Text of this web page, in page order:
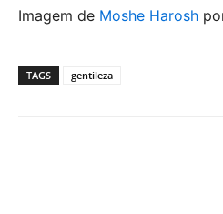
Imagem de Moshe Harosh
TAGS gentileza